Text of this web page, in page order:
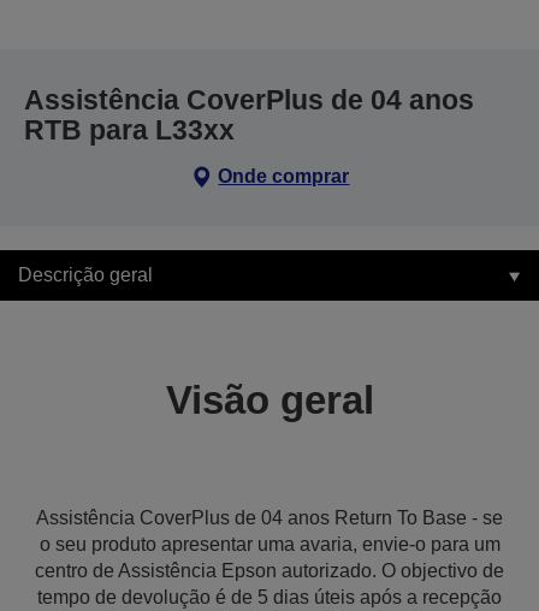
Assistência CoverPlus de 04 anos
RTB para L33xx
Onde comprar
Descrição geral
Visão geral
Assistência CoverPlus de 04 anos Return To Base - se
o seu produto apresentar uma avaria, envie-o para um
centro de Assistência Epson autorizado. O objectivo de
tempo de devolução é de 5 dias úteis após a recepção